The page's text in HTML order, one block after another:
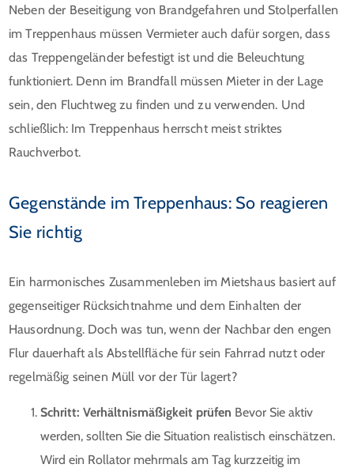
Neben der Beseitigung von Brandgefahren und Stolperfallen
im Treppenhaus müssen Vermieter auch dafür sorgen, dass
das Treppengeländer befestigt ist und die Beleuchtung
funktioniert. Denn im Brandfall müssen Mieter in der Lage
sein, den Fluchtweg zu finden und zu verwenden. Und
schließlich: Im Treppenhaus herrscht meist striktes
Rauchverbot.
Gegenstände im Treppenhaus: So reagieren
Sie richtig
Ein harmonisches Zusammenleben im Mietshaus basiert auf
gegenseitiger Rücksichtnahme und dem Einhalten der
Hausordnung. Doch was tun, wenn der Nachbar den engen
Flur dauerhaft als Abstellfläche für sein Fahrrad nutzt oder
regelmäßig seinen Müll vor der Tür lagert?
Schritt: Verhältnismäßigkeit prüfen Bevor Sie aktiv
werden, sollten Sie die Situation realistisch einschätzen.
Wird ein Rollator mehrmals am Tag kurzzeitig im